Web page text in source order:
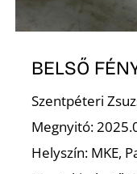
BELSŐ
Szentpéteri
Megnyitó:
Helyszín: MKE,